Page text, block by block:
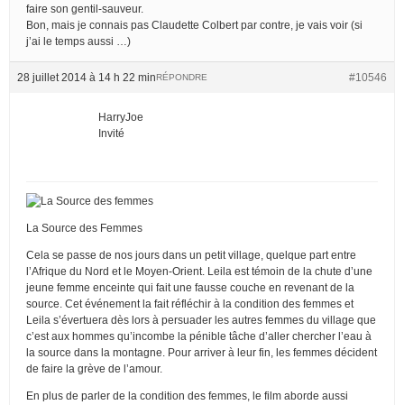
faire son gentil-sauveur.
Bon, mais je connais pas Claudette Colbert par contre, je vais voir (si
j’ai le temps aussi …)
28 juillet 2014 à 14 h 22 min #10546
RÉPONDRE
HarryJoe
Invité
La Source des Femmes
Cela se passe de nos jours dans un petit village, quelque part entre
l’Afrique du Nord et le Moyen-Orient. Leila est témoin de la chute d’une
jeune femme enceinte qui fait une fausse couche en revenant de la
source. Cet événement la fait réfléchir à la condition des femmes et
Leila s’évertuera dès lors à persuader les autres femmes du village que
c’est aux hommes qu’incombe la pénible tâche d’aller chercher l’eau à
la source dans la montagne. Pour arriver à leur fin, les femmes décident
de faire la grève de l’amour.
En plus de parler de la condition des femmes, le film aborde aussi